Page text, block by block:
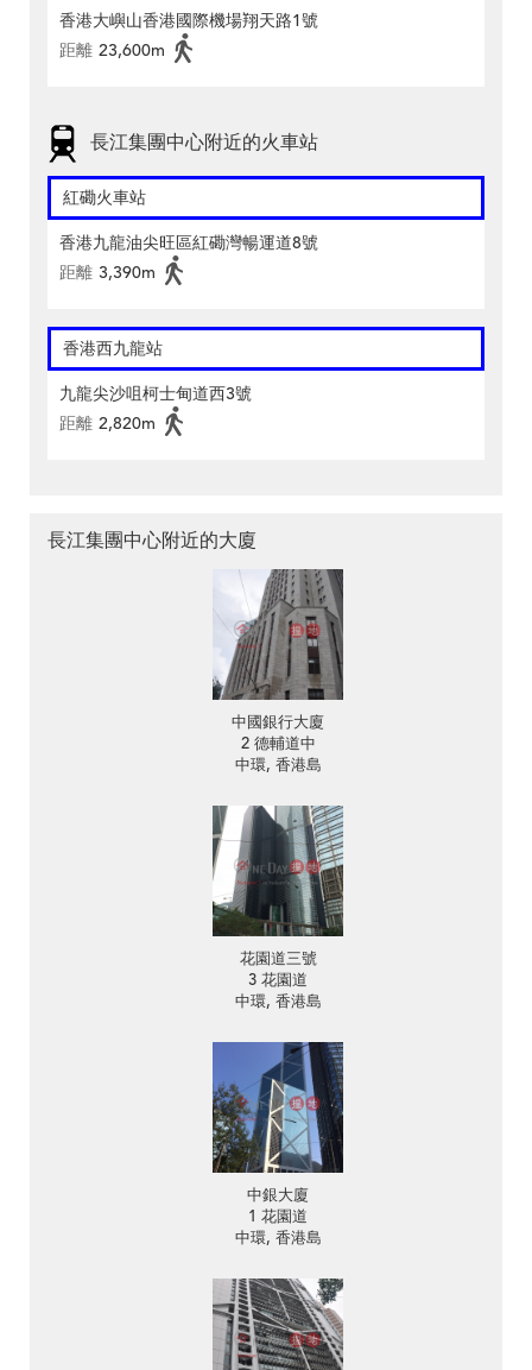
香港大嶼山香港國際機場翔天路1號
距離 23,600m
長江集團中心附近的火車站
紅磡火車站
香港九龍油尖旺區紅磡灣暢運道8號
距離 3,390m
香港西九龍站
九龍尖沙咀柯士甸道西3號
距離 2,820m
長江集團中心附近的大廈
中國銀行大廈
2 德輔道中
中環, 香港島
花園道三號
3 花園道
中環, 香港島
中銀大廈
1 花園道
中環, 香港島